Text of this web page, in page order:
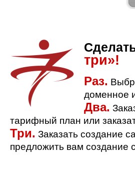
три»!
Раз.
доменное
Два.
тарифный план или
Три. Заказать создание
предложить вам создание